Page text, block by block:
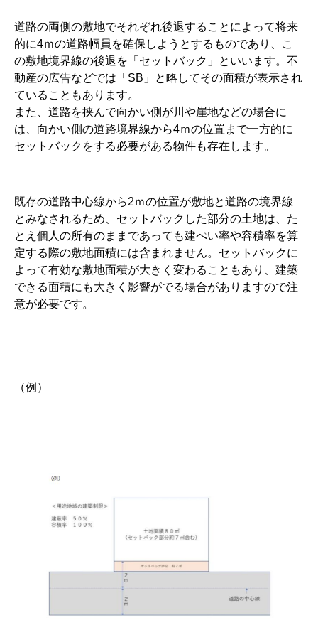
道路の両側の敷地でそれぞれ後退することによって将来
的に4ｍの道路幅員を確保しようとするものであり、こ
の敷地境界線の後退を「セットバック」といいます。不
動産の広告などでは「SB」と略してその面積が表示され
ていることもあります。
また、道路を挟んで向かい側が川や崖地などの場合に
は、向かい側の道路境界線から4ｍの位置まで一方的に
セットバックをする必要がある物件も存在します。
既存の道路中心線から2ｍの位置が敷地と道路の境界線
とみなされるため、セットバックした部分の土地は、た
とえ個人の所有のままであっても建ぺい率や容積率を算
定する際の敷地面積には含まれません。セットバックに
よって有効な敷地面積が大きく変わることもあり、建築
できる面積にも大きく影響がでる場合がありますので注
意が必要です。
（例）